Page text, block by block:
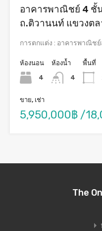
อาคารพาณิชย์ 4 ชั้
ถ.ติวานนท์ แขวงต
การตกแต่ง : อาคารพาณิช
ห้องนอน
4
ห้องน้ำ
4
พื้นที่
ขาย, เช่า
5,950,000฿ /
The